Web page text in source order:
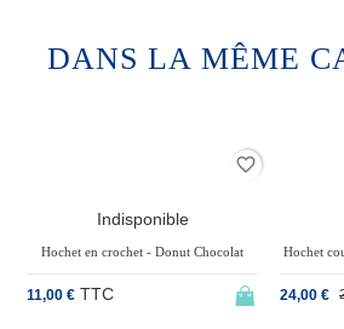
DANS LA MÊME
Indisponible
Hochet en crochet - Donut Chocolat
11,00 € TTC
favorite_border
Hochet
24,00 €